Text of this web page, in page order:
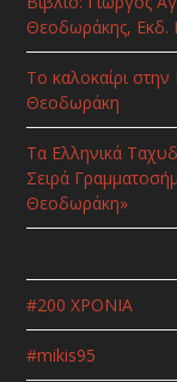
Θεοδωράκης, Εκδ.
Το καλοκαίρι
Θεοδωράκη
Τα Ελληνικά
Σειρά
Θεοδωράκη»
#200 ΧΡΟΝΙΑ
#mikis95